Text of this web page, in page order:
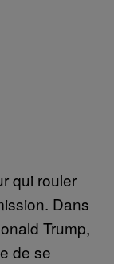
qui rouler
Dans
Trump,
de se